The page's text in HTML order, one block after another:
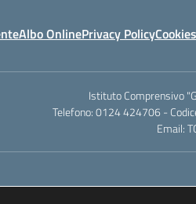
Albo OnlinePrivacy Policy
Istituto Comprensivo
Telefono: 0124 424706 -
Email: